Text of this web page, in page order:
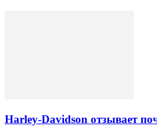
Harley-Davidson отзывает